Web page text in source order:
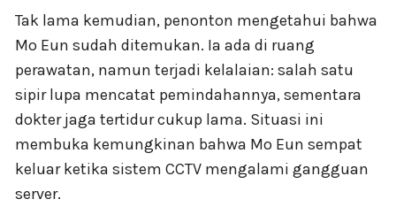
Tak lama kemudian, penonton mengetahui bahwa
Mo Eun sudah ditemukan. Ia ada di ruang
perawatan, namun terjadi kelalaian: salah satu
sipir lupa mencatat pemindahannya, sementara
dokter jaga tertidur cukup lama. Situasi ini
membuka kemungkinan bahwa Mo Eun sempat
keluar ketika sistem CCTV mengalami gangguan
server.